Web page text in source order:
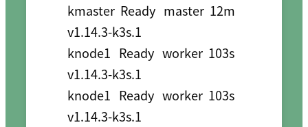
kmaster  Ready   master  12m
v1.14.3-k3s.1
knode1   Ready   worker  103s
v1.14.3-k3s.1
knode1   Ready   worker  103s
v1.14.3-k3s.1